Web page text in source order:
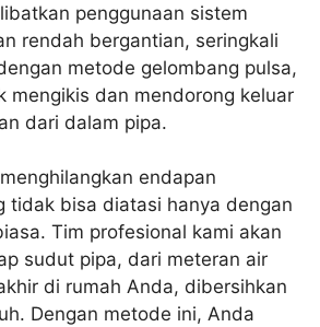
penggunaan sistem
rendah bergantian, seringkali
metode gelombang pulsa,
mengikis dan mendorong keluar
dari dalam pipa.
endapan
tidak bisa diatasi hanya dengan
Tim profesional kami akan
sudut pipa, dari meteran air
di rumah Anda, dibersihkan
Dengan metode ini, Anda